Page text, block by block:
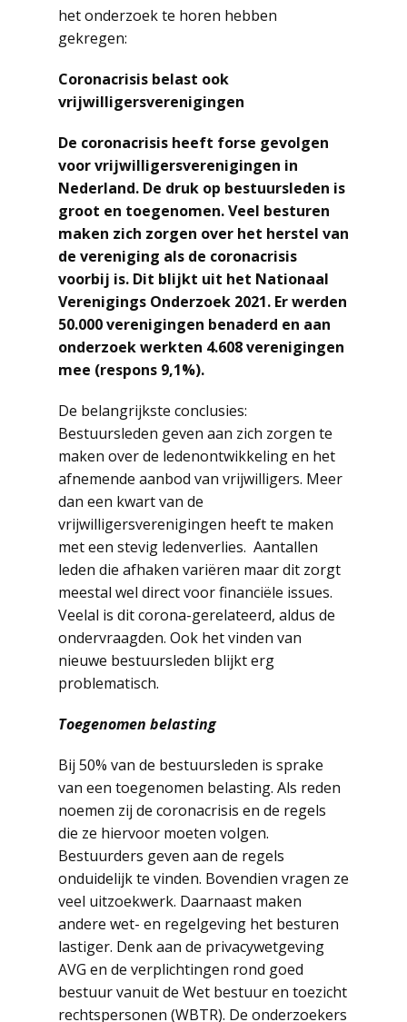
het onderzoek te horen hebben
gekregen:
Coronacrisis belast ook
vrijwilligersverenigingen
De coronacrisis heeft forse gevolgen
voor vrijwilligersverenigingen in
Nederland. De druk op bestuursleden is
groot en toegenomen. Veel besturen
maken zich zorgen over het herstel van
de vereniging als de coronacrisis
voorbij is. Dit blijkt uit het Nationaal
Verenigings Onderzoek 2021. Er werden
50.000 verenigingen benaderd en aan
onderzoek werkten 4.608 verenigingen
mee (respons 9,1%).
De belangrijkste conclusies:
Bestuursleden geven aan zich zorgen te
maken over de ledenontwikkeling en het
afnemende aanbod van vrijwilligers. Meer
dan een kwart van de
vrijwilligersverenigingen heeft te maken
met een stevig ledenverlies. Aantallen
leden die afhaken variëren maar dit zorgt
meestal wel direct voor financiële issues.
Veelal is dit corona-gerelateerd, aldus de
ondervraagden. Ook het vinden van
nieuwe bestuursleden blijkt erg
problematisch.
Toegenomen belasting
Bij 50% van de bestuursleden is sprake
van een toegenomen belasting. Als reden
noemen zij de coronacrisis en de regels
die ze hiervoor moeten volgen.
Bestuurders geven aan de regels
onduidelijk te vinden. Bovendien vragen ze
veel uitzoekwerk. Daarnaast maken
andere wet- en regelgeving het besturen
lastiger. Denk aan de privacywetgeving
AVG en de verplichtingen rond goed
bestuur vanuit de Wet bestuur en toezicht
rechtspersonen (WBTR). De onderzoekers